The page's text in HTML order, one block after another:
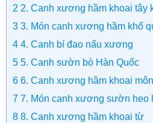
2 2. Canh xương hầm khoai tây
3 3. Món canh xương hầm khổ
4 4. Canh bí đao nấu xương
5 5. Canh sườn bò Hàn Quốc
6 6. Canh xương hầm khoai môn
7 7. Món canh xương sườn heo
8 8. Canh xương hầm khoai từ